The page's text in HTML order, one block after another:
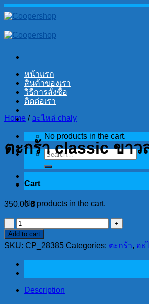
Skip
to
หน้าแรก
สินค้าของเรา
วิธีการสั่งซื้อ
ติดต่อเรา
No products in the cart.
Search
for:
Cart
No products in the cart.
Home / อะไหล่ chaly
ตะกร้า classic ขาว
350.00฿
ตะกร้า
classic
ขาว
สวย
หนา
Add to cart
SKU: CP_28385 Categories: ตะกร้า, อะ
Description